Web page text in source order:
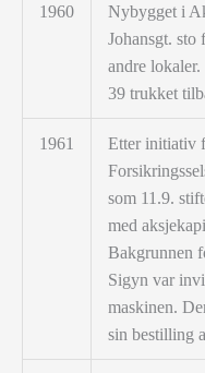
1960
Nybygget i
Johansgt. sto
andre
39 trukket
1961
Etter initiativ
som 11.9.
med
Bakgrunnen
Sigyn var
maskinen.
sin bestilling